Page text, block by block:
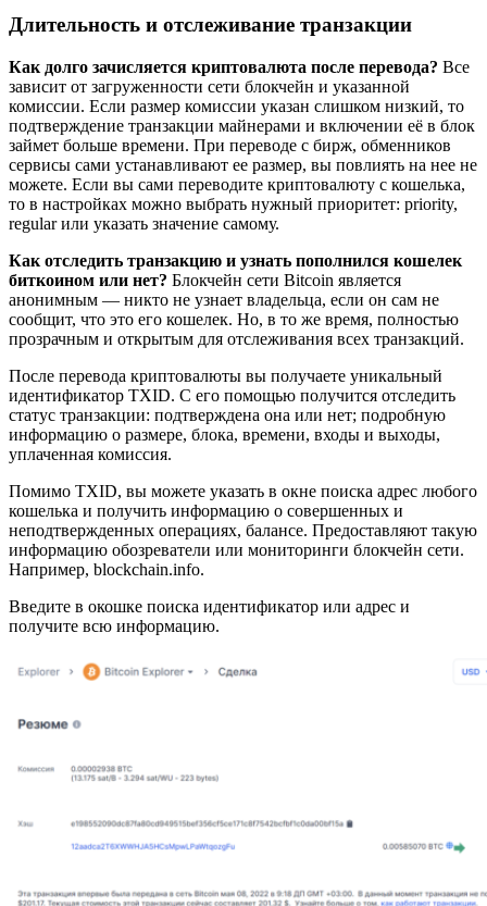
Длительность и отслеживание транзакции
Как долго зачисляется криптовалюта после перевода? Все
зависит от загруженности сети блокчейн и указанной
комиссии. Если размер комиссии указан слишком низкий, то
подтверждение транзакции майнерами и включении её в блок
займет больше времени. При переводе с бирж, обменников
сервисы сами устанавливают ее размер, вы повлиять на нее не
можете. Если вы сами переводите криптовалюту с кошелька,
то в настройках можно выбрать нужный приоритет: priority,
regular или указать значение самому.
Как отследить транзакцию и узнать пополнился кошелек
биткоином или нет? Блокчейн сети Bitcoin является
анонимным — никто не узнает владельца, если он сам не
сообщит, что это его кошелек. Но, в то же время, полностью
прозрачным и открытым для отслеживания всех транзакций.
После перевода криптовалюты вы получаете уникальный
идентификатор TXID. С его помощью получится отследить
статус транзакции: подтверждена она или нет; подробную
информацию о размере, блока, времени, входы и выходы,
уплаченная комиссия.
Помимо TXID, вы можете указать в окне поиска адрес любого
кошелька и получить информацию о совершенных и
неподтвержденных операциях, балансе. Предоставляют такую
информацию обозреватели или мониторинги блокчейн сети.
Например, blockchain.info.
Введите в окошке поиска идентификатор или адрес и
получите всю информацию.